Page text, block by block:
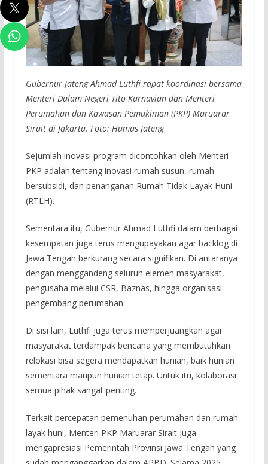
Gubernur Jateng Ahmad Luthfi rapat koordinasi bersama
Menteri Dalam Negeri Tito Karnavian dan Menteri
Perumahan dan Kawasan Pemukiman (PKP) Maruarar
Sirait di Jakarta. Foto: Humas Jateng
Sejumlah inovasi program dicontohkan oleh Menteri
PKP adalah tentang inovasi rumah susun, rumah
bersubsidi, dan penanganan Rumah Tidak Layak Huni
(RTLH).
Sementara itu, Gubernur Ahmad Luthfi dalam berbagai
kesempatan juga terus mengupayakan agar backlog di
Jawa Tengah berkurang secara signifikan. Di antaranya
dengan menggandeng seluruh elemen masyarakat,
pengusaha melalui CSR, Baznas, hingga organisasi
pengembang perumahan.
Di sisi lain, Luthfi juga terus memperjuangkan agar
masyarakat terdampak bencana yang membutuhkan
relokasi bisa segera mendapatkan hunian, baik hunian
sementara maupun hunian tetap. Untuk itu, kolaborasi
semua pihak sangat penting.
Terkait percepatan pemenuhan perumahan dan rumah
layak huni, Menteri PKP Maruarar Sirait juga
mengapresiasi Pemerintah Provinsi Jawa Tengah yang